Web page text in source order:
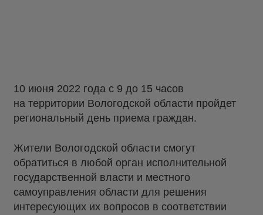
10 июня 2022 года c 9 до 15 часов
на территории Вологодской области пройдет
региональный день приема граждан.
Жители Вологодской области смогут
обратиться в любой орган исполнительной
государственной власти и местного
самоуправления области для решения
интересующих их вопросов в соответствии